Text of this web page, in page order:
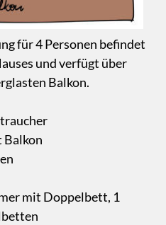
für 4 Personen befindet
und verfügt über
Balkon.
Balkon
mit Doppelbett, 1